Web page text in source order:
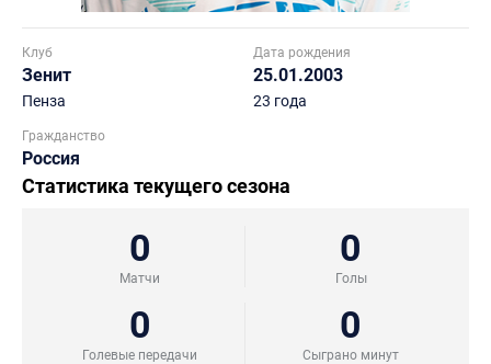
Клуб
Зенит
Пенза
Дата рождения
25.01.2003
23 года
Гражданство
Россия
Статистика текущего сезона
0
Матчи
0
Голы
0
Голевые передачи
0
Сыграно минут